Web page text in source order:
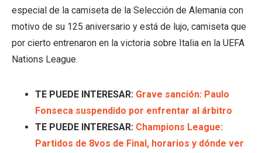
especial de la camiseta de la Selección de Alemania con
motivo de su 125 aniversario y está de lujo, camiseta que
por cierto entrenaron en la victoria sobre Italia en la UEFA
Nations League.
TE PUEDE INTERESAR: Grave sanción: Paulo
Fonseca suspendido por enfrentar al árbitro
TE PUEDE INTERESAR: Champions League:
Partidos de 8vos de Final, horarios y dónde ver